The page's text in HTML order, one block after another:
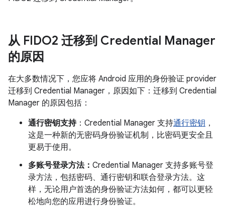
从 FIDO2 迁移到 Credential Manager
的原因
在大多数情况下，您应将 Android 应用的身份验证 provider
迁移到 Credential Manager，原因如下：迁移到 Credential
Manager 的原因包括：
通行密钥支持：Credential Manager 支持通行密钥 ，
这是一种新的无密码身份验证机制，比密码更安全且
更易于使用。
多账号登录方法： Credential Manager 支持多账号登
录方法，包括密码、通行密钥和联合登录方法。这
样，无论用户首选的身份验证方法如何，都可以更轻
松地向您的应用进行身份验证。